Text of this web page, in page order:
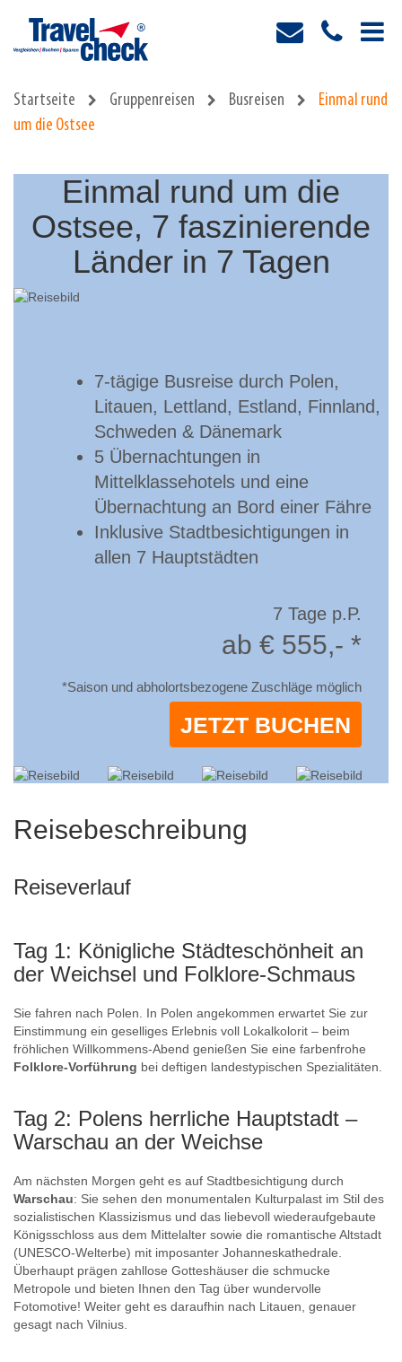
Startseite Gruppenreisen Busreisen
Einmal rund
um die Ostsee
Einmal rund um die
Ostsee, 7 faszinierende
Länder in 7 Tagen
7-tägige Busreise durch Polen,
Litauen, Lettland, Estland, Finnland,
Schweden & Dänemark
5 Übernachtungen in
Mittelklassehotels und eine
Übernachtung an Bord einer Fähre
Inklusive Stadtbesichtigungen in
allen 7 Hauptstädten
7 Tage p.P.
ab € 555,- *
*Saison und abholortsbezogene Zuschläge möglich
JETZT BUCHEN
Reisebeschreibung
Reiseverlauf
Tag 1: Königliche Städteschönheit an
der Weichsel und Folklore-Schmaus
Sie fahren nach Polen. In Polen angekommen erwartet Sie zur
Einstimmung ein geselliges Erlebnis voll Lokalkolorit – beim
fröhlichen Willkommens-Abend genießen Sie eine farbenfrohe
Folklore-Vorführung bei deftigen landestypischen Spezialitäten.
Tag 2: Polens herrliche Hauptstadt –
Warschau an der Weichse
Am nächsten Morgen geht es auf Stadtbesichtigung durch
Warschau: Sie sehen den monumentalen Kulturpalast im Stil des
sozialistischen Klassizismus und das liebevoll wiederaufgebaute
Königsschloss aus dem Mittelalter sowie die romantische Altstadt
(UNESCO-Welterbe) mit imposanter Johanneskathedrale.
Überhaupt prägen zahllose Gotteshäuser die schmucke
Metropole und bieten Ihnen den Tag über wundervolle
Fotomotive! Weiter geht es daraufhin nach Litauen, genauer
gesagt nach Vilnius.